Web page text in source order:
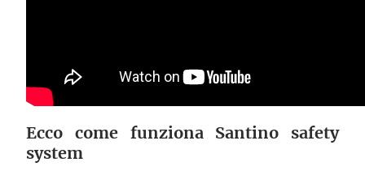
Ecco come funziona Santino safety
system